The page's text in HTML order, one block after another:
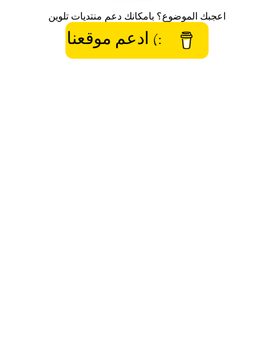
اعجبك الموضوع؟ بامكانك دعم منتديات تلوين
:) ادعم موقعنا